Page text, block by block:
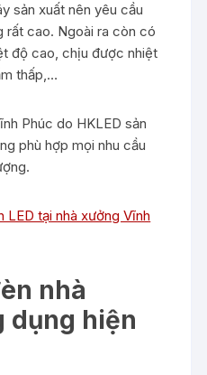
sản xuất nên yêu cầu
rất cao. Ngoài ra còn có
độ cao, chịu được nhiệt
thấp,…
Phúc do HKLED sản
phù hợp mọi nhu cầu
LED tại nhà xưởng Vĩnh
nhà
dụng hiện